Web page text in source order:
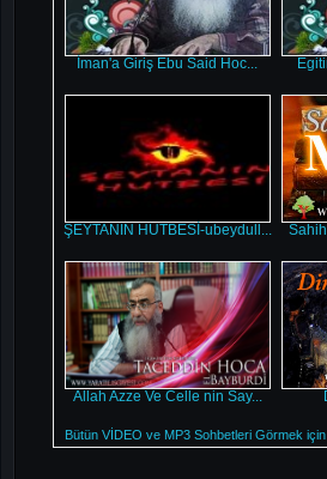
İman'a Giriş Ebu Said Hoc...
ŞEYTANIN HUTBESİ-ubeydull...
Allah Azze Ve Celle nin Say...
Bütün VİDEO ve MP3 Sohbetleri Görmek için